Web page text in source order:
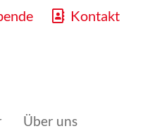
Kontakt
Über uns